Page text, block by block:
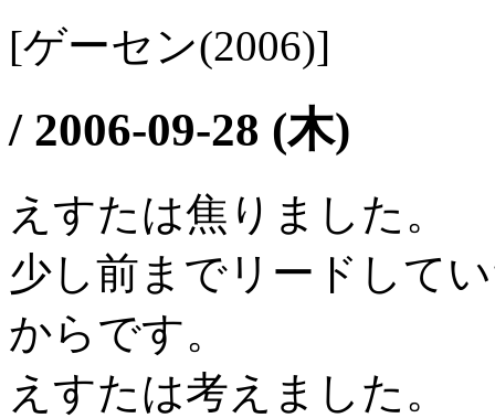
[ゲーセン(2006)]
/ 2006-09-28 (木)
えすたは焦りました。
少し前までリードして
からです。
えすたは考えました。